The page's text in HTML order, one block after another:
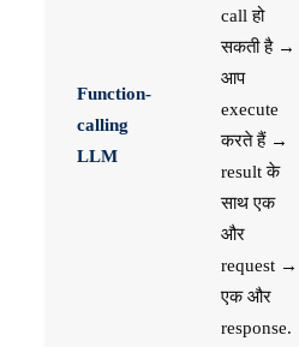
Function-
calling
LLM
call हो
सकती है →
आप
execute
करते हैं →
result के
साथ एक
और
request →
एक और
response.